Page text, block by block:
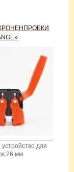
для
26 мм